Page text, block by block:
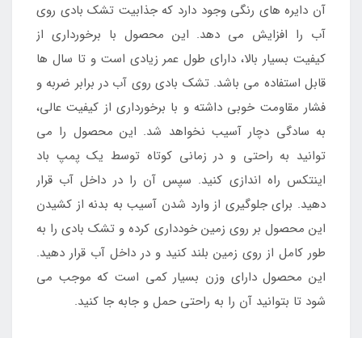
آن دایره های رنگی وجود دارد که جذابیت تشک بادی روی
آب را افزایش می دهد. این محصول با برخورداری از
کیفیت بسیار بالا، دارای طول عمر زیادی است و تا سال ها
قابل استفاده می باشد. تشک بادی روی آب در برابر ضربه و
فشار مقاومت خوبی داشته و با برخورداری از کیفیت عالی،
به سادگی دچار آسیب نخواهد شد. این محصول را می
توانید به راحتی و در زمانی کوتاه توسط یک پمپ باد
اینتکس راه اندازی کنید. سپس آن را در داخل آب قرار
دهید. برای جلوگیری از وارد شدن آسیب به بدنه از کشیدن
این محصول بر روی زمین خودداری کرده و تشک بادی را به
طور کامل از روی زمین بلند کنید و در داخل آب قرار دهید.
این محصول دارای وزن بسیار کمی است که موجب می
شود تا بتوانید آن را به راحتی حمل و جابه جا کنید.